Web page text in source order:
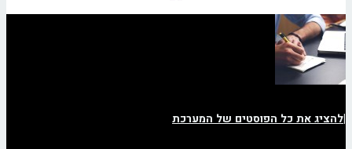
|להציג את כל הפוסטים של המערכת